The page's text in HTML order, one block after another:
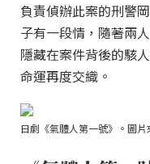
負責偵辦此案的刑警
子有一段情，隨著兩
隱藏在案件背後的駭
命運再度交織。
日劇《氣體人第一號》。圖